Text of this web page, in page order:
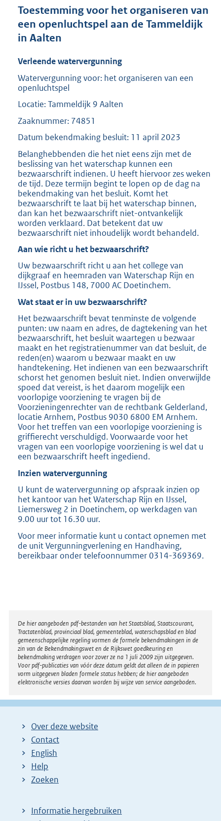
r
o
2
Toestemming voor het organiseren van
een openluchtspel aan de Tammeldijk
in Aalten
Verleende watervergunning
Watervergunning voor: het organiseren van een
openluchtspel
Locatie: Tammeldijk 9 Aalten
Zaaknummer: 74851
Datum bekendmaking besluit: 11 april 2023
Belanghebbenden die het niet eens zijn met de
beslissing van het waterschap kunnen een
bezwaarschrift indienen. U heeft hiervoor zes weken
de tijd. Deze termijn begint te lopen op de dag na
bekendmaking van het besluit. Komt het
bezwaarschrift te laat bij het waterschap binnen,
dan kan het bezwaarschrift niet-ontvankelijk
worden verklaard. Dat betekent dat uw
bezwaarschrift niet inhoudelijk wordt behandeld.
Aan wie richt u het bezwaarschrift?
Uw bezwaarschrift richt u aan het college van
dijkgraaf en heemraden van Waterschap Rijn en
IJssel, Postbus 148, 7000 AC Doetinchem.
Wat staat er in uw bezwaarschrift?
Het bezwaarschrift bevat tenminste de volgende
punten: uw naam en adres, de dagtekening van het
bezwaarschrift, het besluit waartegen u bezwaar
maakt en het registratienummer van dat besluit, de
reden(en) waarom u bezwaar maakt en uw
handtekening. Het indienen van een bezwaarschrift
schorst het genomen besluit niet. Indien onverwijlde
spoed dat vereist, is het daarom mogelijk een
voorlopige voorziening te vragen bij de
Voorzieningenrechter van de rechtbank Gelderland,
locatie Arnhem, Postbus 9030 6800 EM Arnhem.
Voor het treffen van een voorlopige voorziening is
griffierecht verschuldigd. Voorwaarde voor het
vragen van een voorlopige voorziening is wel dat u
een bezwaarschrift heeft ingediend.
Inzien watervergunning
U kunt de watervergunning op afspraak inzien op
het kantoor van het Waterschap Rijn en IJssel,
Liemersweg 2 in Doetinchem, op werkdagen van
9.00 uur tot 16.30 uur.
Voor meer informatie kunt u contact opnemen met
de unit Vergunningverlening en Handhaving,
bereikbaar onder telefoonnummer 0314-369369.
Disclaimer
De hier aangeboden pdf-bestanden van het Staatsblad, Staatscourant,
Tractatenblad, provinciaal blad, gemeenteblad, waterschapsblad en blad
gemeenschappelijke regeling vormen de formele bekendmakingen in de
zin van de Bekendmakingswet en de Rijkswet goedkeuring en
bekendmaking verdragen voor zover ze na 1 juli 2009 zijn uitgegeven.
Voor pdf-publicaties van vóór deze datum geldt dat alleen de in papieren
vorm uitgegeven bladen formele status hebben; de hier aangeboden
elektronische versies daarvan worden bij wijze van service aangeboden.
Over deze website
Contact
English
Help
Zoeken
Informatie hergebruiken